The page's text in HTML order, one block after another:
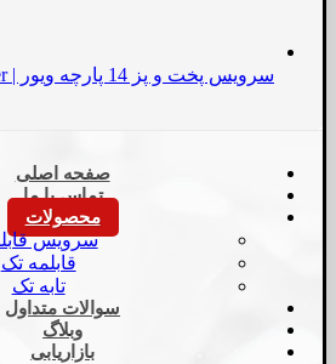
سرویس پخت و پز 14 پارچه ویور | Viver
صفحه اصلی
تماس با ما
محصولات
سرویس
قابلمه تک
تابه تک
سوالات متداول
وبلاگ
بازاریابی